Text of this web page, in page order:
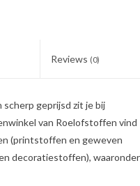
Reviews (0)
geprijsd zit je bij
van Roelofstoffen vind
(printstoffen en geweven
decoratiestoffen), waaronder